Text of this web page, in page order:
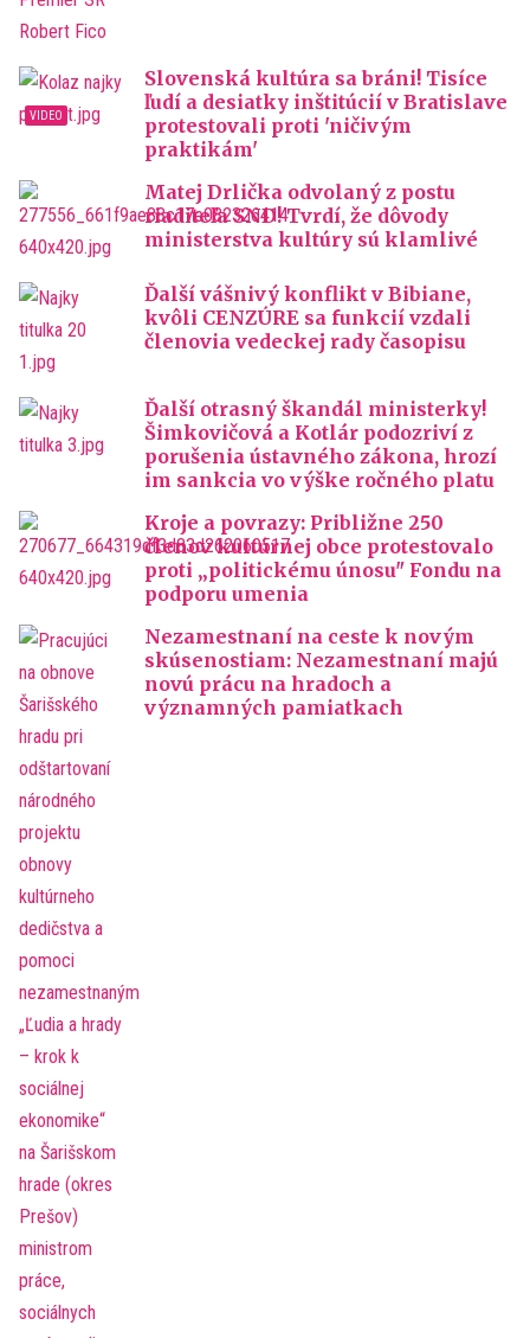
Slovenská kultúra sa bráni! Tisíce
ľudí a desiatky inštitúcií v Bratislave
protestovali proti 'ničivým
praktikám'
Matej Drlička odvolaný z postu
riaditeľa SND! Tvrdí, že dôvody
ministerstva kultúry sú klamlivé
Ďalší vášnivý konflikt v Bibiane,
kvôli CENZÚRE sa funkcií vzdali
členovia vedeckej rady časopisu
Ďalší otrasný škandál ministerky!
Šimkovičová a Kotlár podozriví z
porušenia ústavného zákona, hrozí
im sankcia vo výške ročného platu
Kroje a povrazy: Približne 250
členov kultúrnej obce protestovalo
proti „politickému únosu" Fondu na
podporu umenia
Nezamestnaní na ceste k novým
skúsenostiam: Nezamestnaní majú
novú prácu na hradoch a
významných pamiatkach